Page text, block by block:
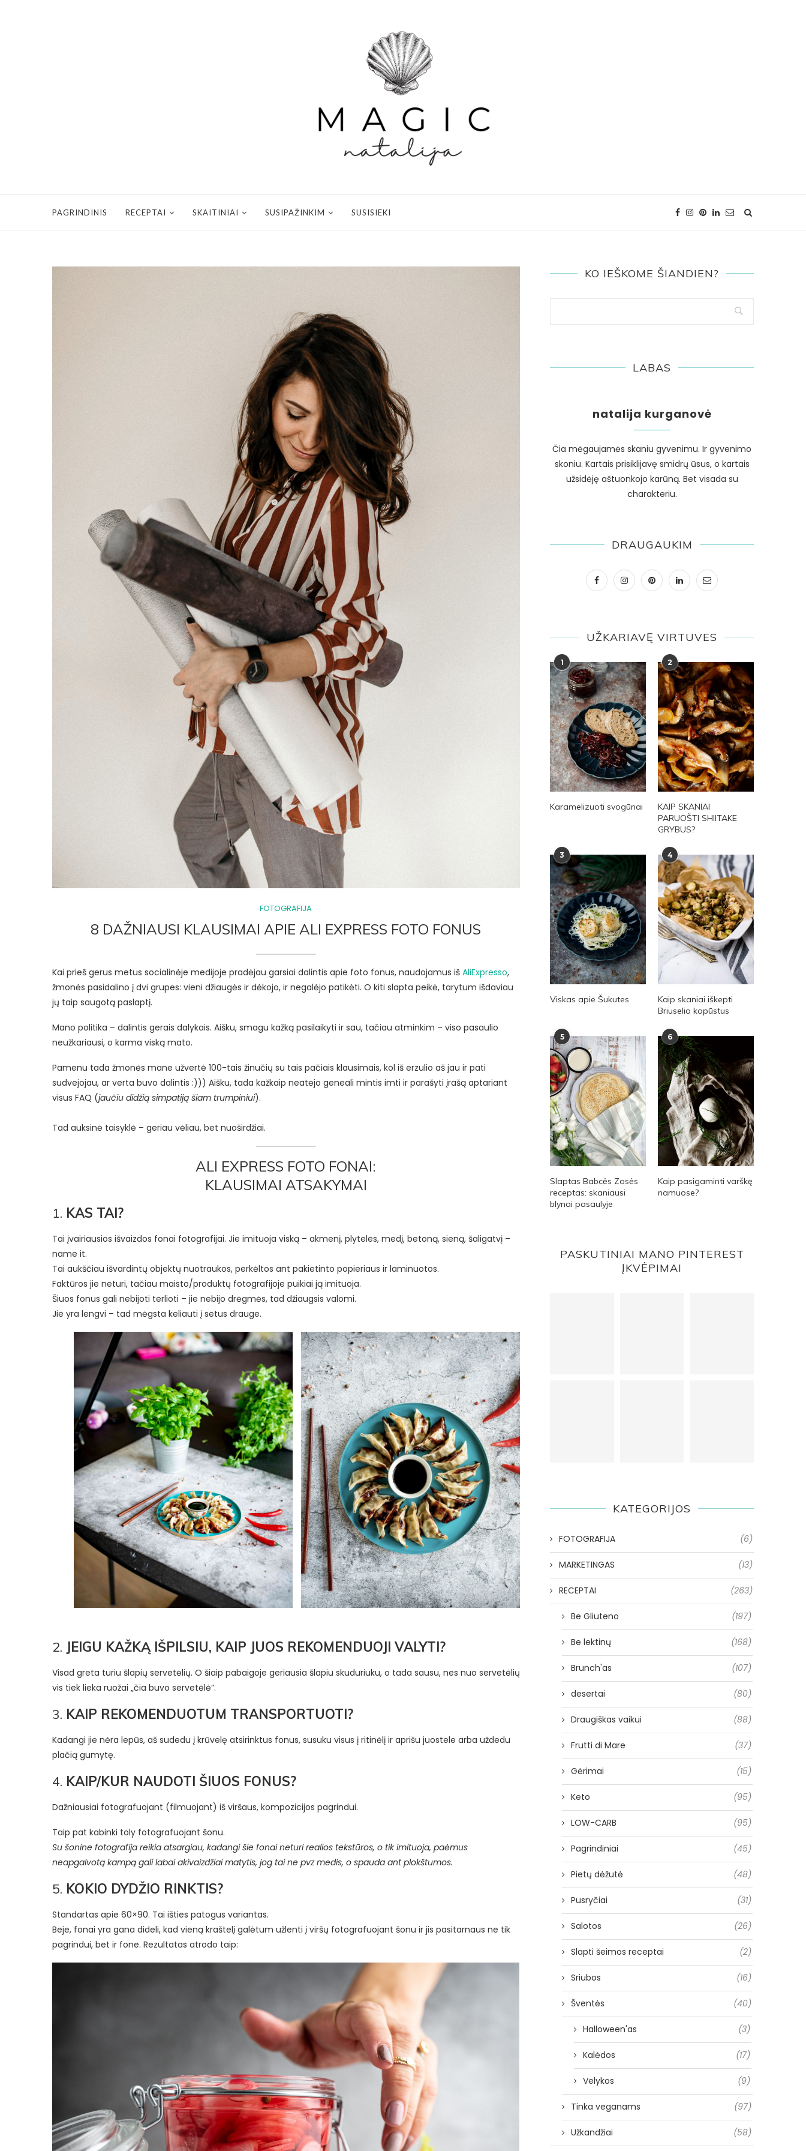
PAGRINDINIS RECEPTAI SKAITINIAI SUSIPAŽINKIM SUSISIEKI
FOTOGRAFIJA
8 DAŽNIAUSI KLAUSIMAI APIE ALI EXPRESS FOTO FONUS
Kai prieš gerus metus socialinėje medijoje pradėjau garsiai dalintis apie foto fonus, naudojamus iš AliExpresso,
žmonės pasidalino į dvi grupes: vieni džiaugės ir dėkojo, ir negalėjo patikėti. O kiti slapta peikė, tarytum išdaviau
jų taip saugotą paslaptį.
Mano politika – dalintis gerais dalykais. Aišku, smagu kažką pasilaikyti ir sau, tačiau atminkim – viso pasaulio
neužkariausi, o karma viską mato.
Pamenu tada žmonės mane užvertė 100-tais žinučių su tais pačiais klausimais, kol iš erzulio aš jau ir pati
sudvejojau, ar verta buvo dalintis :))) Aišku, tada kažkaip neatėjo geneali mintis imti ir parašyti įrašą aptariant
visus FAQ (jaučiu didžią simpatiją šiam trumpiniui).
Tad auksinė taisyklė – geriau vėliau, bet nuoširdžiai.
ALI EXPRESS FOTO FONAI:
KLAUSIMAI ATSAKYMAI
1. KAS TAI?
Tai įvairiausios išvaizdos fonai fotografijai. Jie imituoja viską – akmenį, plyteles, medį, betoną, sieną, šaligatvį –
name it.
Tai aukščiau išvardintų objektų nuotraukos, perkėltos ant pakietinto popieriaus ir laminuotos.
Faktūros jie neturi, tačiau maisto/produktų fotografijoje puikiai ją imituoja.
Šiuos fonus gali nebijoti terlioti – jie nebijo drėgmės, tad džiaugsis valomi.
Jie yra lengvi – tad mėgsta keliauti į setus drauge.
2. JEIGU KAŽKĄ IŠPILSIU, KAIP JUOS REKOMENDUOJI VALYTI?
Visad greta turiu šlapių servetėlių. O šiaip pabaigoje geriausia šlapiu skuduriuku, o tada sausu, nes nuo servetėlių
vis tiek lieka ruožai „čia buvo servetėlė”.
3. KAIP REKOMENDUOTUM TRANSPORTUOTI?
Kadangi jie nėra lepūs, aš sudedu į krūvelę atsirinktus fonus, susuku visus į ritinėlį ir aprišu juostele arba uždedu
plačią gumytę.
4. KAIP/KUR NAUDOTI ŠIUOS FONUS?
Dažniausiai fotografuojant (filmuojant) iš viršaus, kompozicijos pagrindui.
Taip pat kabinki toly fotografuojant šonu.
Su šonine fotografija reikia atsargiau, kadangi šie fonai neturi realios tekstūros, o tik imituoja, paėmus
neapgalvotą kampą gali labai akivaizdžiai matytis, jog tai ne pvz medis, o spauda ant plokštumos.
5. KOKIO DYDŽIO RINKTIS?
Standartas apie 60×90. Tai išties patogus variantas.
Beje, fonai yra gana dideli, kad vieną kraštelį galėtum užlenti į viršų fotografuojant šonu ir jis pasitarnaus ne tik
pagrindui, bet ir fone. Rezultatas atrodo taip:
KO IEŠKOME ŠIANDIEN?
LABAS
natalija kurganovė
Čia mėgaujamės skaniu gyvenimu. Ir gyvenimo
skoniu. Kartais prisiklijavę smidrų ūsus, o kartais
užsidėję aštuonkojo karūną. Bet visada su
charakteriu.
DRAUGAUKIM
UŽKARIAVĘ VIRTUVES
1
Karamelizuoti svogūnai
2
KAIP SKANIAI
PARUOŠTI SHIITAKE
GRYBUS?
3
Viskas apie Šukutes
4
Kaip skaniai iškepti
Briuselio kopūstus
5
Slaptas Babcės Zosės
receptas: skaniausi
blynai pasaulyje
6
Kaip pasigaminti varškę
namuose?
PASKUTINIAI MANO PINTEREST
ĮKVĖPIMAI
KATEGORIJOS
FOTOGRAFIJA (6)
MARKETINGAS (13)
RECEPTAI (263)
Be Gliuteno (197)
Be lektinų (168)
Brunch'as (107)
desertai (80)
Draugiškas vaikui (88)
Frutti di Mare (37)
Gėrimai (15)
Keto (95)
LOW-CARB (95)
Pagrindiniai (45)
Pietų dėžutė (48)
Pusryčiai (31)
Salotos (26)
Slapti šeimos receptai (2)
Sriubos (16)
Šventės (40)
Halloween'as (3)
Kalėdos (17)
Velykos (9)
Tinka veganams (97)
Užkandžiai (58)